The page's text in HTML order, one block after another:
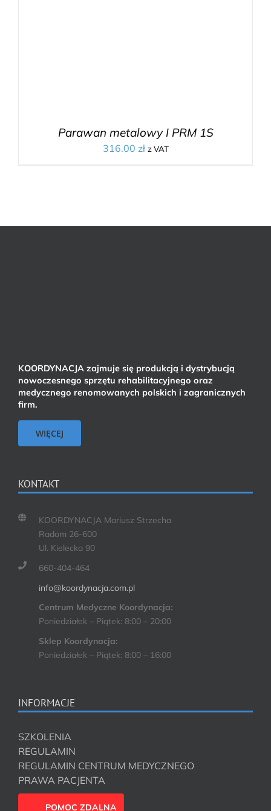
Parawan metalowy I PRM 1S
316.00 zł z VAT
KOORDYNACJA zajmuje się produkcją i dystrybucją
nowoczesnego sprzętu rehabilitacyjnego oraz
medycznego renomowanych polskich i zagranicznych
firm.
WIĘCEJ
KONTAKT
KOORDYNACJA Mariusz Strzecha
Radom 26-600
Ul. Kielecka 90
660-404-464
info@koordynacja.com.pl
Centrum Medyczne Koordynacja:
Poniedziałek – Piątek: 8:00 – 20:00
Sklep Koordynacja:
Poniedziałek – Piątek: 8:00 – 16:00
INFORMACJE
SZKOLENIA
REGULAMIN
REGULAMIN CENTRUM MEDYCZNEGO
PRAWA PACJENTA
POMOC ZDALNA